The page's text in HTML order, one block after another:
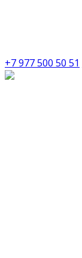
+7 977 500 50 51